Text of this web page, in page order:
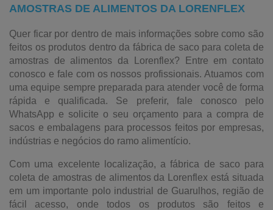
AMOSTRAS DE ALIMENTOS DA LORENFLEX
Quer ficar por dentro de mais informações sobre como são
feitos os produtos dentro da fábrica de saco para coleta de
amostras de alimentos da Lorenflex? Entre em contato
conosco e fale com os nossos profissionais. Atuamos com
uma equipe sempre preparada para atender você de forma
rápida e qualificada. Se preferir, fale conosco pelo
WhatsApp e solicite o seu orçamento para a compra de
sacos e embalagens para processos feitos por empresas,
indústrias e negócios do ramo alimentício.
Com uma excelente localização, a fábrica de saco para
coleta de amostras de alimentos da Lorenflex está situada
em um importante polo industrial de Guarulhos, região de
fácil acesso, onde todos os produtos são feitos e